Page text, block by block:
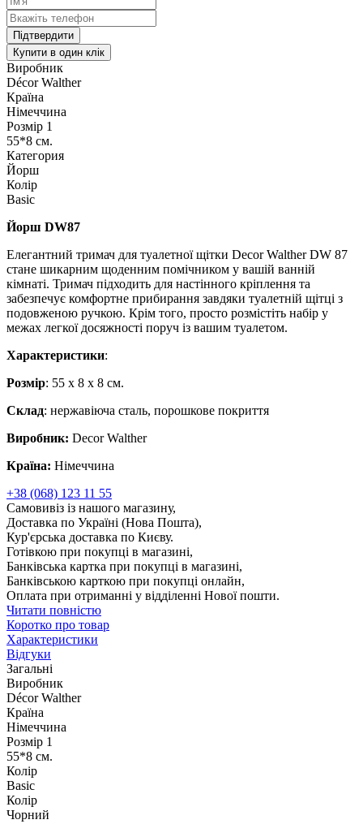
Підтвердити
Купити в один клік
Виробник
Décor Walther
Країна
Німеччина
Розмір 1
55*8 см.
Категория
Йорш
Колір
Basic
Йорш DW87
Елегантний тримач для туалетної щітки Decor Walther DW 87
стане шикарним щоденним помічником у вашій ванній
кімнаті. Тримач підходить для настінного кріплення та
забезпечує комфортне прибирання завдяки туалетній щітці з
подовженою ручкою. Крім того, просто розмістіть набір у
межах легкої досяжності поруч із вашим туалетом.
Характеристики:
Розмір: 55 x 8 x 8 cм.
Склад: нержавіюча сталь, порошкове покриття
Виробник: Decor Walther
Країна: Німеччина
+38 (068) 123 11 55
Самовивіз із нашого магазину,
Доставка по Україні (Нова Пошта),
Кур'єрська доставка по Києву.
Готівкою при покупці в магазині,
Банківська картка при покупці в магазині,
Банківською карткою при покупці онлайн,
Оплата при отриманні у відділенні Нової пошти.
Читати повністю
Коротко про товар
Характеристики
Відгуки
Загальні
Виробник
Décor Walther
Країна
Німеччина
Розмір 1
55*8 см.
Колір
Basic
Колір
Чорний